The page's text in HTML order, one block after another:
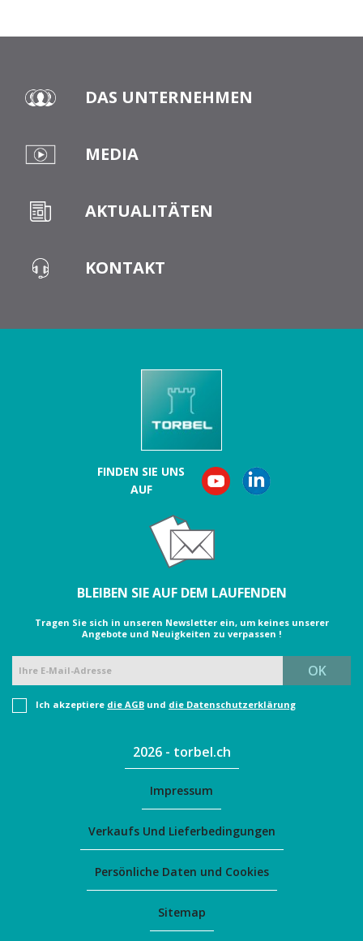
DAS UNTERNEHMEN
MEDIA
AKTUALITÄTEN
KONTAKT
FINDEN SIE UNS
AUF
BLEIBEN SIE AUF DEM LAUFENDEN
Tragen Sie sich in unseren Newsletter ein, um keines unserer
Angebote und Neuigkeiten zu verpassen !
Ich akzeptiere die AGB und die Datenschutzerklärung
2026 - torbel.ch
Impressum
Verkaufs Und Lieferbedingungen
Persönliche Daten und Cookies
Sitemap